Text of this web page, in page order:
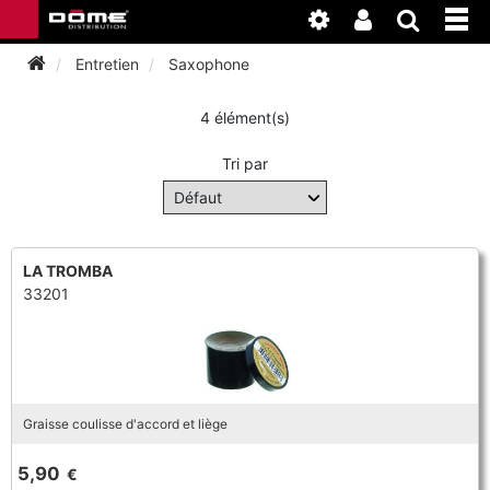
INSTRUMENTS
BAGAGERIE
BASSON
ANCHE CLARINETTE
ANCHE DOUBLE
CLARINETTE
ATELIER
CLARINETTE
Entretien Saxophone
4 élément(s)
Tri par
LA TROMBA
33201
Graisse coulisse d'accord et liège
5,90 €